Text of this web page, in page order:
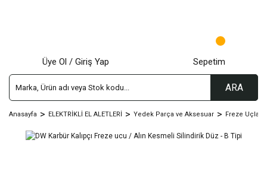
ARA
Üye Ol / Giriş Yap Sepetim
Anasayfa ELEKTRİKLİ EL ALETLERİ Yedek Parça ve Aksesuar Freze Uçları